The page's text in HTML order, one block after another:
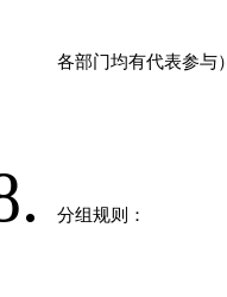
各部门均有代表参与）
分组规则：